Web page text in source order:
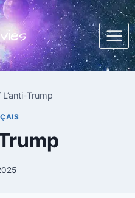
L’anti-Trump